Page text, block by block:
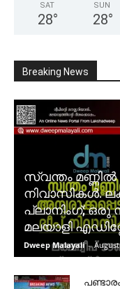
SAT
28°
SUN
28°
Breaking News
സ്വന്തം
നിവാസികൾ.
പ്ലാനിംഗ്; ഒരു
മലയാളി
Dweep Malayali -